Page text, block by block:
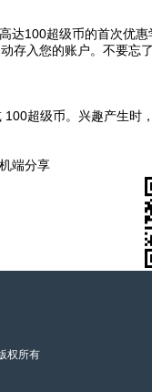
达100超级币的首次优
存入您的账户。不要忘
超级币。兴趣产生时
端分享
权所有